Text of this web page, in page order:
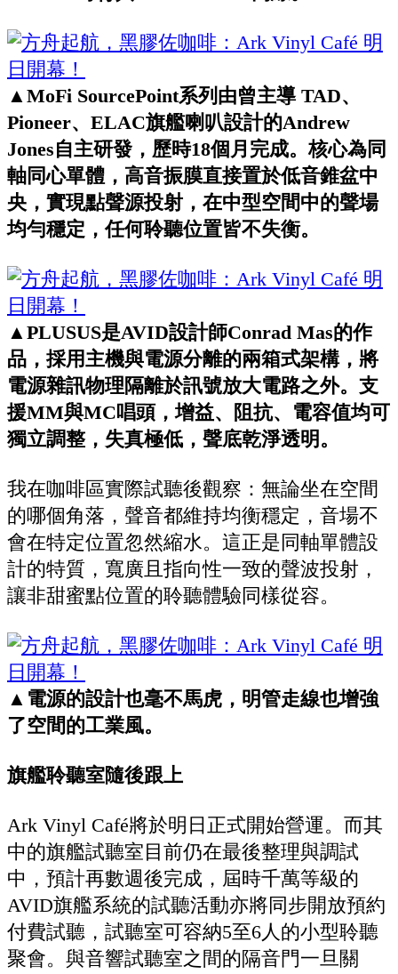
▲MoFi SourcePoint系列由曾主導 TAD、
Pioneer、ELAC旗艦喇叭設計的Andrew
Jones自主研發，歷時18個月完成。核心為同
軸同心單體，高音振膜直接置於低音錐盆中
央，實現點聲源投射，在中型空間中的聲場
均勻穩定，任何聆聽位置皆不失衡。
▲PLUSUS是AVID設計師Conrad Mas的作
品，採用主機與電源分離的兩箱式架構，將
電源雜訊物理隔離於訊號放大電路之外。支
援MM與MC唱頭，增益、阻抗、電容值均可
獨立調整，失真極低，聲底乾淨透明。
我在咖啡區實際試聽後觀察：無論坐在空間
的哪個角落，聲音都維持均衡穩定，音場不
會在特定位置忽然縮水。這正是同軸單體設
計的特質，寬廣且指向性一致的聲波投射，
讓非甜蜜點位置的聆聽體驗同樣從容。
▲電源的設計也毫不馬虎，明管走線也增強
了空間的工業風。
旗艦聆聽室隨後跟上
Ark Vinyl Café將於明日正式開始營運。而其
中的旗艦試聽室目前仍在最後整理與調試
中，預計再數週後完成，屆時千萬等級的
AVID旗艦系統的試聽活動亦將同步開放預約
付費試聽，試聽室可容納5至6人的小型聆聽
聚會。與音響試聽室之間的隔音門一旦關